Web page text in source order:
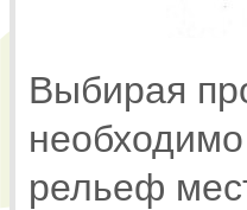
Выбирая
рельеф